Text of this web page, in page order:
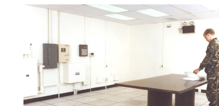
对于瞬间噪声源（例如关门声）来说，空气声传播和
通过门体撞击导致墙体结构传声并存。此类噪声不但
会对采访过程造成影响，对录音证据收集质量也会产
生影响。如噪声发生时正在进行着重要谈话，则会对
案情调查产生影响，虽然训练有素的警员遇到这种情
况会通过其他交流方式（例如视觉接触）来克服主观
上的这种噪音干扰，但仍无法避免录音证据质量的下
降。 因此若在噪声环境复杂且恶劣的区域建立审讯
●地毯砖
双深度椅子导轨和踢脚板
有推板和闭门器
审讯室也可以做成可移动的一体式审讯室，此类
产品可以拖车拉来即插即用，可以随时放入想使用的
室内建筑或用于室外。